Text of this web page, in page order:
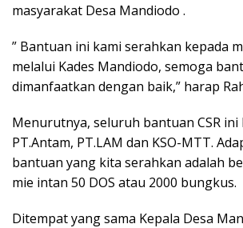
masyarakat Desa Mandiodo .
” Bantuan ini kami serahkan kepada
melalui Kades Mandiodo, semoga
dimanfaatkan dengan baik,” harap
Menurutnya, seluruh bantuan CSR ini
PT.Antam, PT.LAM dan KSO-MTT.
bantuan yang kita serahkan adalah
mie intan 50 DOS atau 2000 bungkus.
Ditempat yang sama Kepala Desa